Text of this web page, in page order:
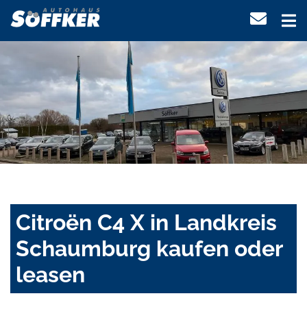
Citroën C4 X in Landkreis
Schaumburg kaufen oder
leasen